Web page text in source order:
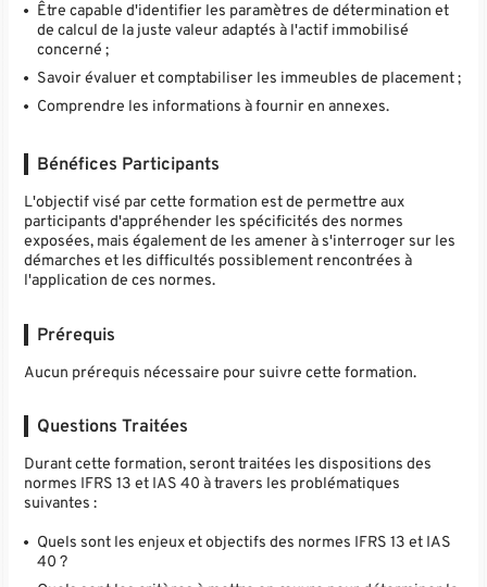
Être capable d'identifier les paramètres de détermination et
de calcul de la juste valeur adaptés à l'actif immobilisé
concerné ;
Savoir évaluer et comptabiliser les immeubles de placement ;
Comprendre les informations à fournir en annexes.
Bénéfices Participants
L'objectif visé par cette formation est de permettre aux
participants d'appréhender les spécificités des normes
exposées, mais également de les amener à s'interroger sur les
démarches et les difficultés possiblement rencontrées à
l'application de ces normes.
Prérequis
Aucun prérequis nécessaire pour suivre cette formation.
Questions Traitées
Durant cette formation, seront traitées les dispositions des
normes IFRS 13 et IAS 40 à travers les problématiques
suivantes :
Quels sont les enjeux et objectifs des normes IFRS 13 et IAS
40 ?